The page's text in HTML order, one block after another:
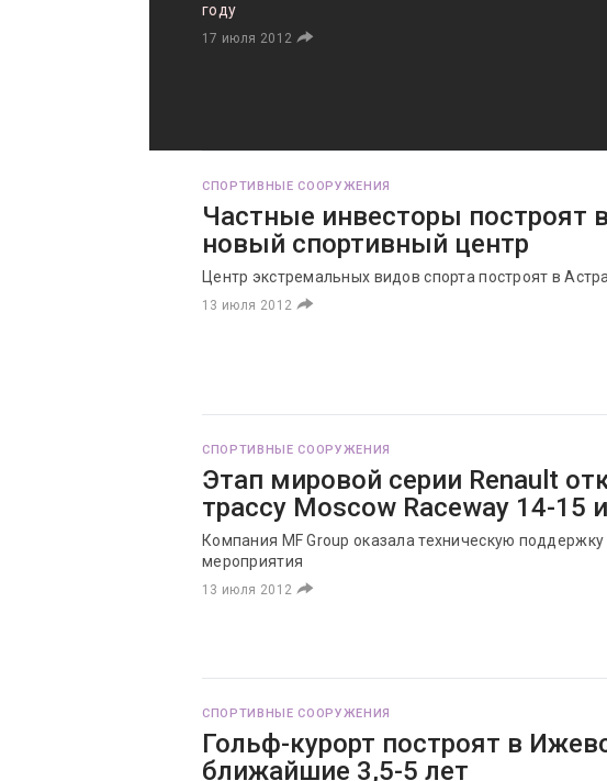
году
17 июля 2012
СПОРТИВНЫЕ СООРУЖЕНИЯ
Частные инвесторы построят
новый спортивный центр
Центр экстремальных видов спорта построят в
13 июля 2012
СПОРТИВНЫЕ СООРУЖЕНИЯ
Этап мировой серии Renault
трассу Moscow Raceway 14-15
Компания MF Group оказала техническую поддержку
мероприятия
13 июля 2012
СПОРТИВНЫЕ СООРУЖЕНИЯ
Гольф-курорт построят в
ближайшие 3,5-5 лет